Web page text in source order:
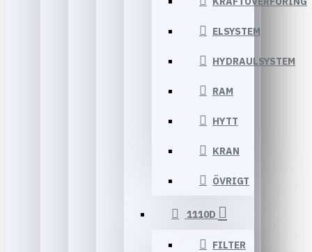
ELSYSTEM
HYDRAULSYSTEM
RAM
HYTT
KRAN
ÖVRIGT
1110D
FILTER